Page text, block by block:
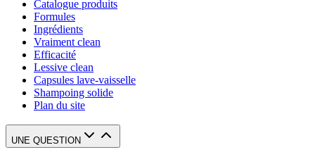
Catalogue produits
Formules
Ingrédients
Vraiment clean
Efficacité
Lessive clean
Capsules lave-vaisselle
Shampoing solide
Plan du site
UNE QUESTION